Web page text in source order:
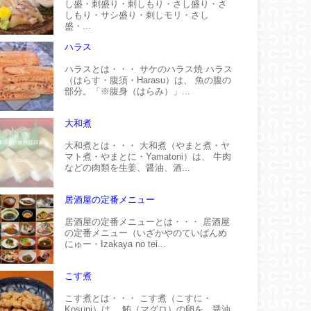
し盛・刺盛り・刺しもり・さし盛り・さ
しもり・サシ盛り・刺しモリ・さし
盛・...
ハラス
ハラスとは・・・ サケのハラス焼 ハラス
（はらす・腹須・Harasu）は、 魚の腹の
部分。「※腹身（はらみ）」...
大和煮
大和煮とは・・・ 大和煮（やまと煮・ヤ
マト煮・やまとに・Yamatoni）は、 牛肉
などの肉類を生姜、醤油、酒...
居酒屋の定番メニュー
居酒屋の定番メニューとは・・・ 居酒屋
の定番メニュー（いざかやのていばんめ
にゅー・Izakaya no tei...
こす煮
こす煮とは・・・ こす煮（こすに・
Kosuni）は、 鮪（マグロ）の卵を、醤油